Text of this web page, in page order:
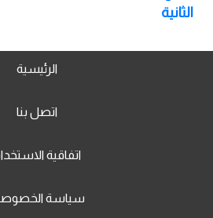
الثانية
الرئيسية
اتصل بنا
اتفاقية
سياسة